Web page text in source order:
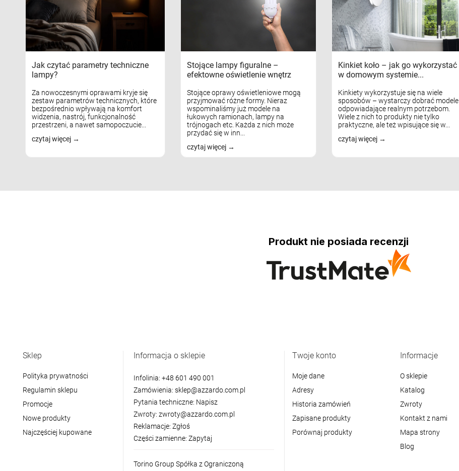
Jak czytać parametry techniczne
lampy?
Za nowoczesnymi oprawami kryje się
zestaw parametrów technicznych, które
bezpośrednio wpływają na komfort
widzenia, nastrój, funkcjonalność
przestrzeni, a nawet samopoczucie...
czytaj więcej
Stojące lampy figuralne –
efektowne oświetlenie wnętrz
Stojące oprawy oświetleniowe mogą
przyjmować różne formy. Nieraz
wspominaliśmy już modele na
łukowych ramionach, lampy na
trójnogach etc. Każda z nich może
przydać się w inn...
czytaj więcej
Kinkiet koło – jak go wykorzystać
w domowym systemie...
Kinkiety wykorzystuje się na wiele
sposobów – wystarczy dobrać modele
odpowiadające realnym potrzebom.
Wiele z nich to produkty nie tylko
praktyczne, ale też wpisujące się w...
czytaj więcej
Produkt nie posiada recenzji
Sklep
Polityka prywatności
Regulamin sklepu
Promocje
Nowe produkty
Najczęściej kupowane
Informacja o sklepie
Infolinia: +48 601 490 001
Zamówienia: sklep@azzardo.com.pl
Pytania techniczne: Napisz
Zwroty: zwroty@azzardo.com.pl
Reklamacje: Zgłoś
Części zamienne: Zapytaj
Torino Group Spółka z Ograniczoną
Twoje konto
Moje dane
Adresy
Historia zamówień
Zapisane produkty
Porównaj produkty
Informacje
O sklepie
Katalog
Zwroty
Kontakt z nami
Mapa strony
Blog